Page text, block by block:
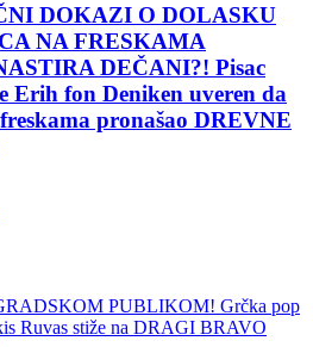
DOKAZI O DOLASKU
NA FRESKAMA
DEČANI?! Pisac
Erih fon Deniken uveren da
pronašao DREVNE